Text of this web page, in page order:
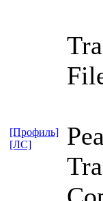
[Профиль]
[ЛС]